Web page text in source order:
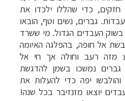
חזקים, כדי שהללו ילכדו את
גברים, נשים וטף, הובאו
בשוק העבדים הגדול. מי ששרד
אל חופה, בהפלגה האיומה
מזה רעב וחולה אך חי אל
גברים נמשכו בשמן להדגשת
והולבשו יפה כדי להעלות את
יוצאו מזנזיבר בכל שנה!